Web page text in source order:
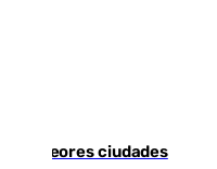
las peores ciudades